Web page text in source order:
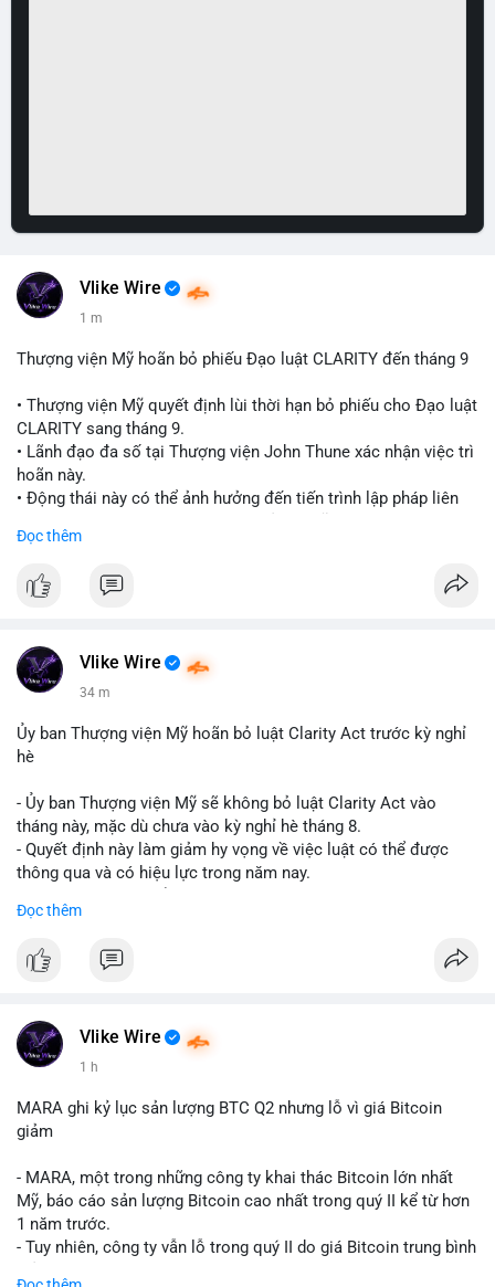
Vlike Wire
1 m
Thượng viện Mỹ hoãn bỏ phiếu Đạo luật CLARITY đến tháng 9
• Thượng viện Mỹ quyết định lùi thời hạn bỏ phiếu cho Đạo luật
CLARITY sang tháng 9.
• Lãnh đạo đa số tại Thượng viện John Thune xác nhận việc trì
hoãn này.
• Động thái này có thể ảnh hưởng đến tiến trình lập pháp liên
📰 Nguồn: Cointelegraph
Đọc thêm
Vlike Wire
34 m
Ủy ban Thượng viện Mỹ hoãn bỏ luật Clarity Act trước kỳ nghỉ
hè
- Ủy ban Thượng viện Mỹ sẽ không bỏ luật Clarity Act vào
tháng này, mặc dù chưa vào kỳ nghỉ hè tháng 8.
- Quyết định này làm giảm hy vọng về việc luật có thể được
thông qua và có hiệu lực trong năm nay.
mục chứng chỉ cho tài sản số tại Mỹ.
và phát triển thị trường crypto tại Mỹ.
#vlikevn #titanbot
📰 Nguồn: CoinDesk
Đọc thêm
Vlike Wire
1 h
MARA ghi kỷ lục sản lượng BTC Q2 nhưng lỗ vì giá Bitcoin
giảm
- MARA, một trong những công ty khai thác Bitcoin lớn nhất
Mỹ, báo cáo sản lượng Bitcoin cao nhất trong quý II kể từ hơn
1 năm trước.
- Tuy nhiên, công ty vẫn lỗ trong quý II do giá Bitcoin trung bình